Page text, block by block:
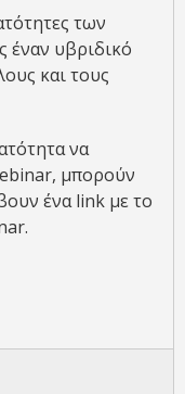
των
έναν υβριδικό
και τους
να
μπορούν
ένα link με το